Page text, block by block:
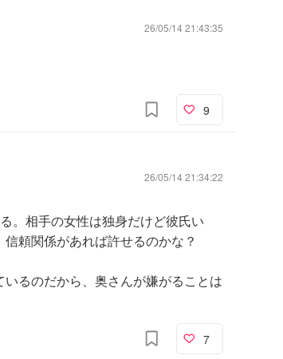
26/05/14 21:43:35
9
26/05/14 21:34:22
。相手の女性は独身だけど彼氏い
頼関係があれば許せるのかな？
るのだから、奥さんが嫌がることは
7